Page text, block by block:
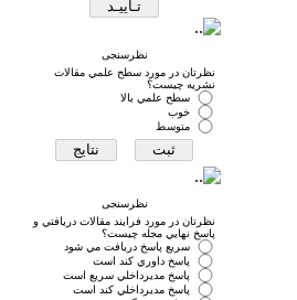
نظرسنجی
نظرتان در مورد سطح علمي مقالات
نشريه چيست؟
سطح علمي بالا
خوب
متوسط
نظرسنجی
نظرتان در مورد فرايند مقالات دريافتي و
پاسخ نهايي مجله چيست؟
سريع پاسخ دريافت مي شود
پاسخ داوري كند است
پاسخ مديرداخلي سريع است
پاسخ مديرداخلي كند است